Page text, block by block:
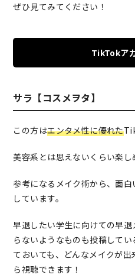
ぜひ見てみてください！
TikTokア
サラ【コスメヲタ】
この方はエンタメ性に優れた
美容系とは思えないくらい楽し
参考になるメイク術から、面
しています。
早退したい学生に向けての早
らないようなものも投稿して
ておいても、どんなメイクが
ら視聴できます！